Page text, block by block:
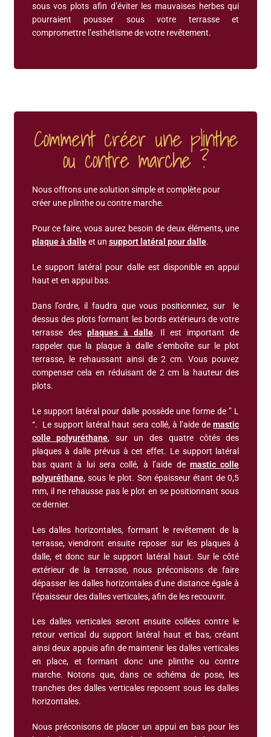
sous vos plots afin d’éviter les mauvaises herbes qui
pourraient pousser sous votre terrasse et
compromettre l’esthétisme de votre revêtement.
Comment créer une plinthe
ou contre marche ?
Nous offrons une solution simple et complète pour
créer une plinthe ou contre marche.
Pour ce faire, vous aurez besoin de deux éléments, une
plaque à dalleet un support latéral pour dalle.
Le support latéral pour dalle est disponible en appui
haut et en appui bas.
Dans l’ordre, il faudra que vous positionniez, sur le
dessus des plots formant les bords extérieurs de votre
terrasse des plaques à dalle. Il est important de
rappeler que la plaque à dalle s’emboîte sur le plot
terrasse, le rehaussant ainsi de 2 cm. Vous pouvez
compenser cela en réduisant de 2 cm la hauteur des
plots.
Le support latéral pour dalle possède une forme de ” L
“. Le support latéral haut sera collé, à l’aide demastic
colle polyuréthane, sur un des quatre côtés des
plaques à dalle prévus à cet effet. Le support latéral
bas quant à lui sera collé, à l’aide de mastic colle
polyuréthane, sous le plot. Son épaisseur étant de 0,5
mm, il ne rehausse pas le plot en se positionnant sous
ce dernier.
Les dalles horizontales, formant le revêtement de la
terrasse, viendront ensuite reposer sur les plaques à
dalle, et donc sur le support latéral haut. Sur le côté
extérieur de la terrasse, nous préconisons de faire
dépasser les dalles horizontales d’une distance égale à
l’épaisseur des dalles verticales, afin de les recouvrir.
Les dalles verticales seront ensuite collées contre le
retour vertical du support latéral haut et bas, créant
ainsi deux appuis afin de maintenir les dalles verticales
en place, et formant donc une plinthe ou contre
marche. Notons que, dans ce schéma de pose, les
tranches des dalles verticales reposent sous les dalles
horizontales.
Nous préconisons de placer un appui en bas pour les